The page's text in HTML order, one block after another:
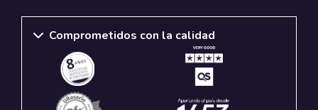
Comprometidos con la calidad